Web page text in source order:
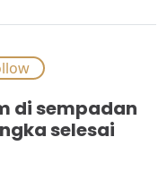
di sempadan
selesai